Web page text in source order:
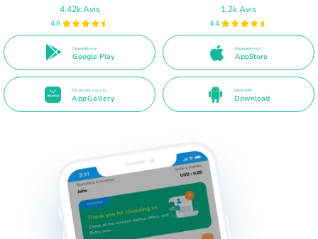
4.42k Avis
4.8
Disponible sur
Google Play
1.2k Avis
4.4
Disponible sur l'
AppStore
Disponible sur la
AppGallery
Direct APK
Download